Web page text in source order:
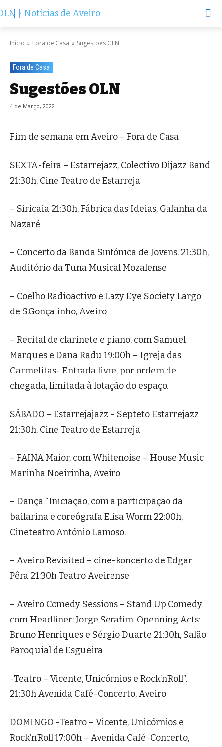
Início Fora de Casa Sugestões OLN
Fora de Casa
Sugestões OLN
4 de Março, 2022
Fim de semana em Aveiro – Fora de Casa
SEXTA-feira – Estarrejazz, Colectivo Dijazz Band
21:30h, Cine Teatro de Estarreja
– Siricaia 21:30h, Fábrica das Ideias, Gafanha da
Nazaré
– Concerto da Banda Sinfónica de Jovens. 21:30h,
Auditório da Tuna Musical Mozalense
– Coelho Radioactivo e Lazy Eye Society Largo
de S.Gonçalinho, Aveiro
– Recital de clarinete e piano, com Samuel
Marques e Dana Radu 19:00h – Igreja das
Carmelitas- Entrada livre, por ordem de
chegada, limitada à lotação do espaço.
SÁBADO – Estarrejajazz – Septeto Estarrejazz
21:30h, Cine Teatro de Estarreja
– FAINA Maior, com Whitenoise – House Music
Marinha Noeirinha, Aveiro
– Dança “Iniciação, com a participação da
bailarina e coreógrafa Elisa Worm 22:00h,
Cineteatro António Lamoso.
– Aveiro Revisited – cine-koncerto de Edgar
Pêra 21:30h Teatro Aveirense
– Aveiro Comedy Sessions – Stand Up Comedy
com Headliner: Jorge Serafim. Openning Acts:
Bruno Henriques e Sérgio Duarte 21:30h, Salão
Paroquial de Esgueira
-Teatro – Vicente, Unicórnios e Rock’n’Roll”.
21:30h Avenida Café-Concerto, Aveiro
DOMINGO -Teatro – Vicente, Unicórnios e
Rock’n’Roll 17:00h – Avenida Café-Concerto,